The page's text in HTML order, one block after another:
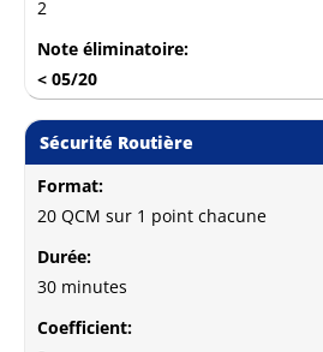
2
Note éliminatoire:
< 05/20
Sécurité Routière
Format:
20 QCM sur 1 point chacune
Durée:
30 minutes
Coefficient: